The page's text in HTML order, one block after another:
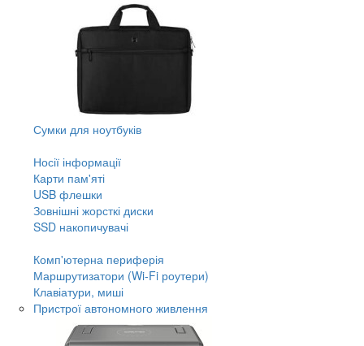
Сумки для ноутбуків
Носії інформації
Карти пам'яті
USB флешки
Зовнішні жорсткі диски
SSD накопичувачі
Комп'ютерна периферія
Маршрутизатори (Wi-Fi роутери)
Клавіатури, миші
Пристрої автономного живлення